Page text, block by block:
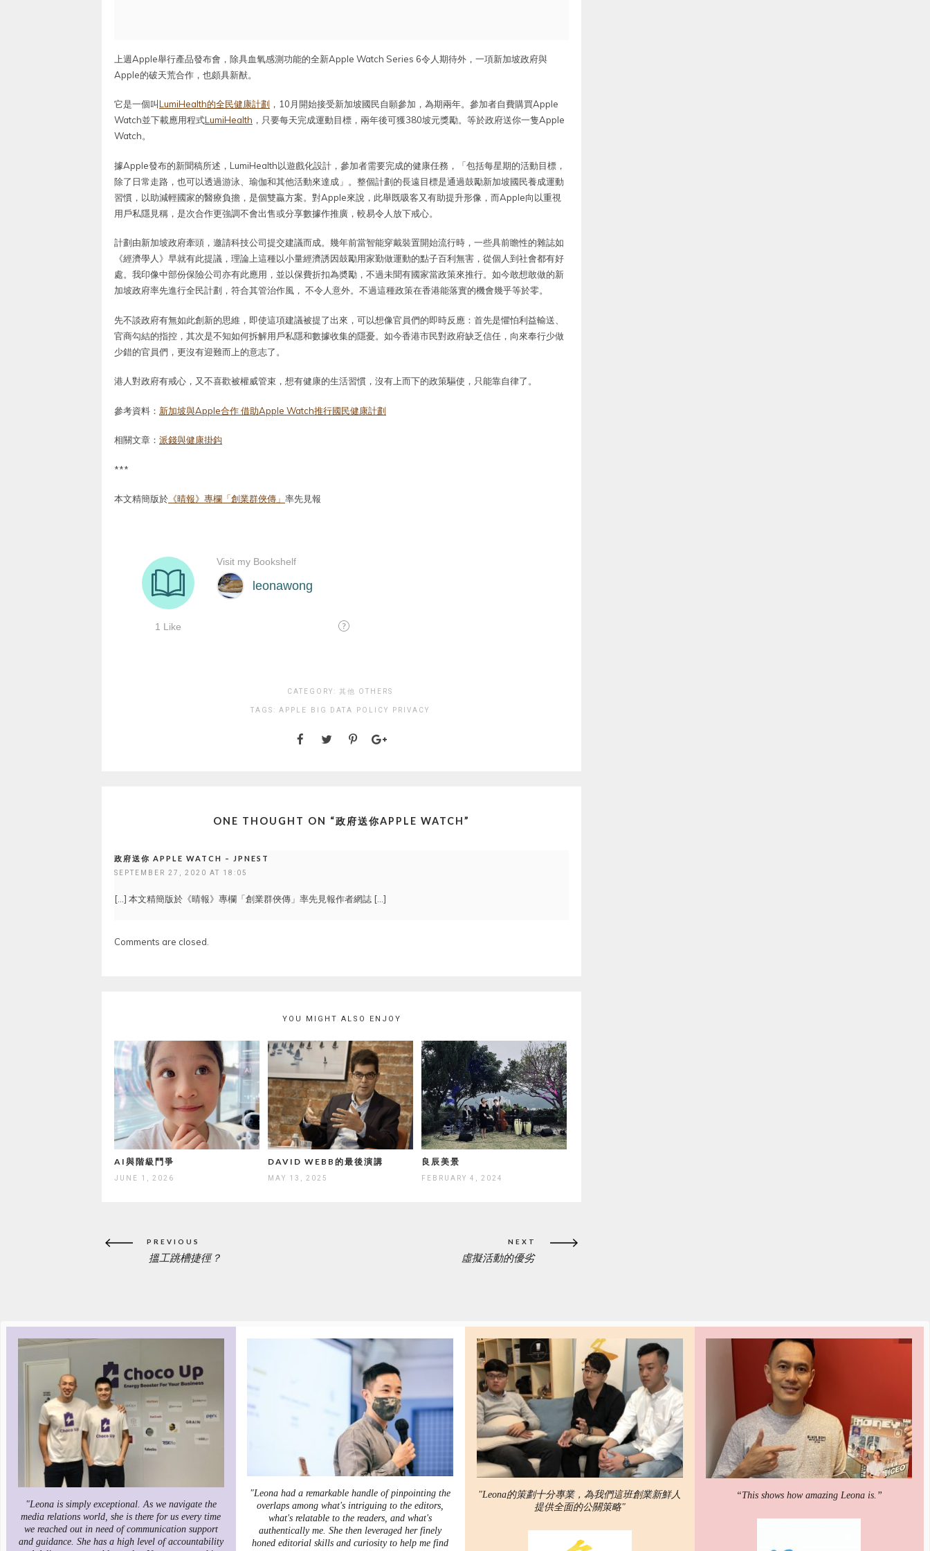
上週Apple舉行產品發布會，除具血氧感測功能的全新Apple Watch Series 6令人期待外，一項新加坡政府與
Apple的破天荒合作，也頗具新猷。
它是一個叫LumiHealth的全民健康計劃 ，10月開始接受新加坡國民自願參加，為期兩年。參加者自費購買Apple
Watch並下載應用程式LumiHealth ，只要每天完成運動目標，兩年後可獲380坡元獎勵。等於政府送你一隻Apple
Watch。
據Apple發布的新聞稿所述，LumiHealth以遊戲化設計，參加者需要完成的健康任務，「包括每星期的活動目標，
除了日常走路，也可以透過游泳、瑜伽和其他活動來達成」。整個計劃的長遠目標是通過鼓勵新加坡國民養成運動
習慣，以助減輕國家的醫療負擔，是個雙贏方案。對Apple來說，此舉既吸客又有助提升形像，而Apple向以重視
用戶私隱見稱，是次合作更強調不會出售或分享數據作推廣，較易令人放下戒心。
計劃由新加坡政府牽頭，邀請科技公司提交建議而成。幾年前當智能穿戴裝置開始流行時，一些具前瞻性的雜誌如
《經濟學人》早就有此提議，理論上這種以小量經濟誘因鼓勵用家勤做運動的點子百利無害，從個人到社會都有好
處。我印像中部份保險公司亦有此應用，並以保費折扣為奬勵，不過未聞有國家當政策來推行。如今敢想敢做的新
加坡政府率先進行全民計劃，符合其管治作風， 不令人意外。不過這種政策在香港能落實的機會幾乎等於零。
先不談政府有無如此創新的思維，即使這項建議被提了出來，可以想像官員們的即時反應：首先是懼怕利益輸送、
官商勾結的指控，其次是不知如何拆解用戶私隱和數據收集的隱憂。如今香港市民對政府缺乏信任，向來奉行少做
少錯的官員們，更沒有迎難而上的意志了。
港人對政府有戒心，又不喜歡被權威管束，想有健康的生活習慣，沒有上而下的政策驅使，只能靠自律了。
參考資料： 新加坡與Apple合作 借助Apple Watch推行國民健康計劃
相關文章： 派錢與健康掛鈎
***
本文精簡版於 《晴報》專欄「創業群俠傳」 率先見報
CATEGORY: 其他 OTHERS
TAGS: APPLE BIG DATA POLICY PRIVACY
ONE THOUGHT ON “政府送你APPLE WATCH”
政府送你 APPLE WATCH – JPNEST
SEPTEMBER 27, 2020 AT 18:05
[…] 本文精簡版於《晴報》專欄「創業群俠傳」率先見報作者網誌 […]
Comments are closed.
YOU MIGHT ALSO ENJOY
AI與階級鬥爭
JUNE 1, 2026
DAVID WEBB的最後演講
MAY 13, 2025
良辰美景
FEBRUARY 4, 2024
PREVIOUS
PREVIOUS搵工跳槽捷徑？
NEXT
虛擬活動的優劣
"Leona is simply exceptional. As we navigate the
media relations world, she is there for us every time
we reached out in need of communication support
and guidance. She has a high level of accountability
"Leona had a remarkable handle of pinpointing the
overlaps among what's intriguing to the editors,
what's relatable to the readers, and what's
authentically me. She then leveraged her finely
honed editorial skills and curiosity to help me find
"Leona的策劃十分專業，為我們這班創業新鮮人
提供全面的公關策略"
“This shows how amazing Leona is.”